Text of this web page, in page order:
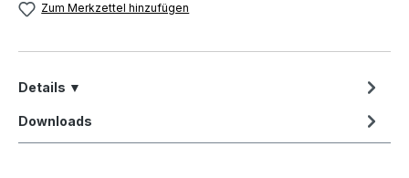
Zum Merkzettel hinzufügen
Details ▼
Downloads